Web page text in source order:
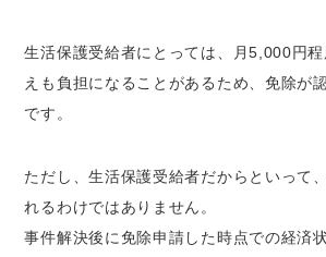
生活保護受給者にとっては、月5,000円程
えも負担になることがあるため、免除が
です。
ただし、生活保護受給者だからといって
れるわけではありません。
事件解決後に免除申請した時点での経済